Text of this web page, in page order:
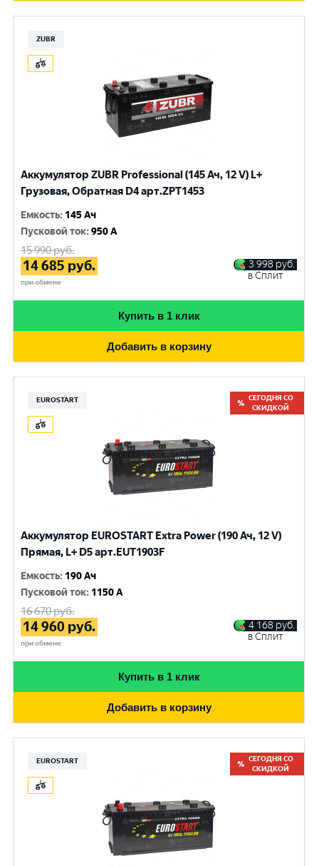
ZUBR
Аккумулятор ZUBR Professional (145 Ач, 12 V) L+
Грузовая, Обратная D4 арт.ZPT1453
Емкость: 145 Ач
Пусковой ток:950 A
15 990руб.
14 685 руб.
при обмене
3 998 руб.
в Сплит
Купить в 1 клик
Добавить в корзину
EUROSTART
СЕГОДНЯ СО
СКИДКОЙ
Аккумулятор EUROSTART Extra Power (190 Ач, 12 V)
Прямая, L+ D5 арт.EUT1903F
Емкость: 190 Ач
Пусковой ток: 1150 A
16 670руб.
14 960 руб.
при обмене
4 168 руб.
в Сплит
Купить в 1 клик
Добавить в корзину
EUROSTART
СЕГОДНЯ СО
СКИДКОЙ